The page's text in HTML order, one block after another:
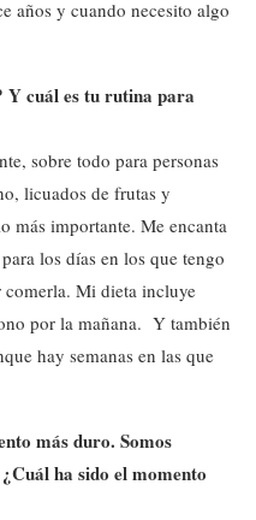
años y cuando necesito algo
Y cuál es tu rutina para
sobre todo para personas
licuados de frutas y
más importante. Me encanta
los días en los que tengo
comerla. Mi dieta incluye
por la mañana. Y también
hay semanas en las que
más duro. Somos
ha sido el momento